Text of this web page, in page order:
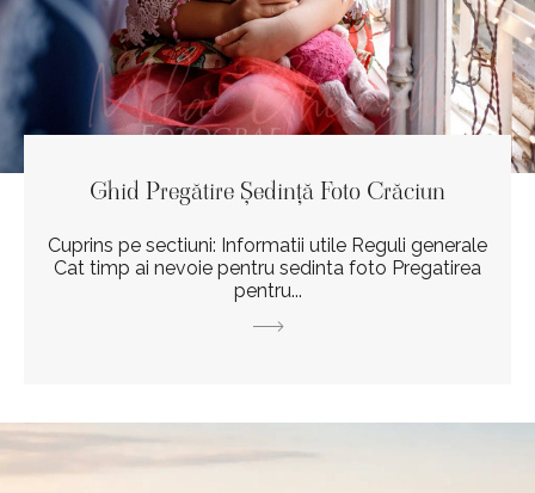
Ghid Pregătire Ședință Foto Crăciun
Cuprins pe sectiuni: Informatii utile Reguli generale
Cat timp ai nevoie pentru sedinta foto Pregatirea
pentru...